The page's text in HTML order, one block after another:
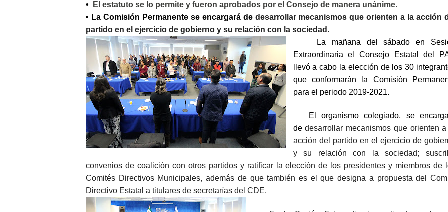
•
El estatuto se lo permite y fueron aprobados por el Consejo de manera unánime.
• La Comisión Permanente se encargará de desarrollar mecanismos que orienten a la acción
partido en el ejercicio de gobierno y su relación con la sociedad.
La mañana del sábado en
Extraordinaria el Consejo Estatal del
llevó a cabo la elección de los 30
que conformarán la Comisión
para el periodo 2019-2021.
El organismo colegiado, se
dedesarrollar mecanismos que orienten
acción del partido en el ejercicio de
y su relación con la sociedad;
convenios de coalición con otros partidos y ratificar la elección de los presidentes y miembros de
Comités Directivos Municipales, además de que también es el que designa a propuesta del
Directivo Estatal a titulares de secretarías del CDE.